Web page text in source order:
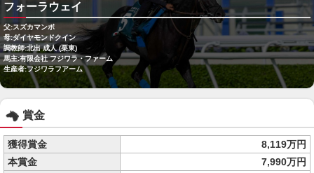
フォーラウェイ
父:スズカマンボ
母:ダイヤモンドクイン
調教師:北出 成人 (栗東)
馬主:有限会社 フジワラ・ファーム
生産者:フジワラフアーム
賞金
獲得賞金
8,119万円
本賞金
7,990万円